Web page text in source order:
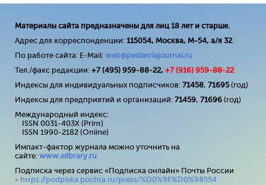
Материалы сайта предназначены для лиц 18 лет и старше.
Адрес для корреспонденции: 115054, Москва, М-54, а/я 32.
По работе сайта: E-Mail: web@pediatriajournal.ru
Тел./факс редакции: +7 (495) 959-88-22, +7 (916) 959-88-22
Индексы для индивидуальных подписчиков: 71458, 71695(год)
Индексы для предприятий и организаций: 71459, 71696 (год)
Международный индекс:
ISSN 0031-403X (Print)
ISSN 1990-2182 (Online)
Импакт-фактор журнала можно уточнить на
сайте: www.elibrary.ru
Подписка через сервис «Подписка онлайн» Почты России
- https://podpiska.pochta.ru/press/%D0%9F%D0%98554